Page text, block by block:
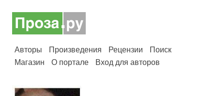
Авторы Произведения Рецензии
Поиск
Магазин
О портале Вход для авторов